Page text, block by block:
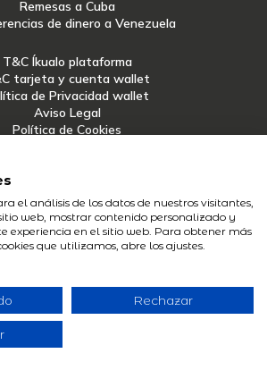
Remesas a Cuba
de dinero a Venezuela
T&C Íkualo plataforma
tarjeta y cuenta wallet
de Privacidad wallet
Aviso Legal
Política de Cookies
(Íkualo) con domicilio en Callejones del
España, no es una entidad financiera.
E.D.E., S.L. es el emisor de la Cuenta y
de Hoyos 135, 1ºC, 28002, Madrid, es una
electrónico registrada y autorizada por el
con número de licencia 6717.
el análisis de los datos de nuestros visitantes,
web, mostrar contenido personalizado y
experiencia en el sitio web. Para obtener más
que utilizamos, abre los ajustes.
Rechazar